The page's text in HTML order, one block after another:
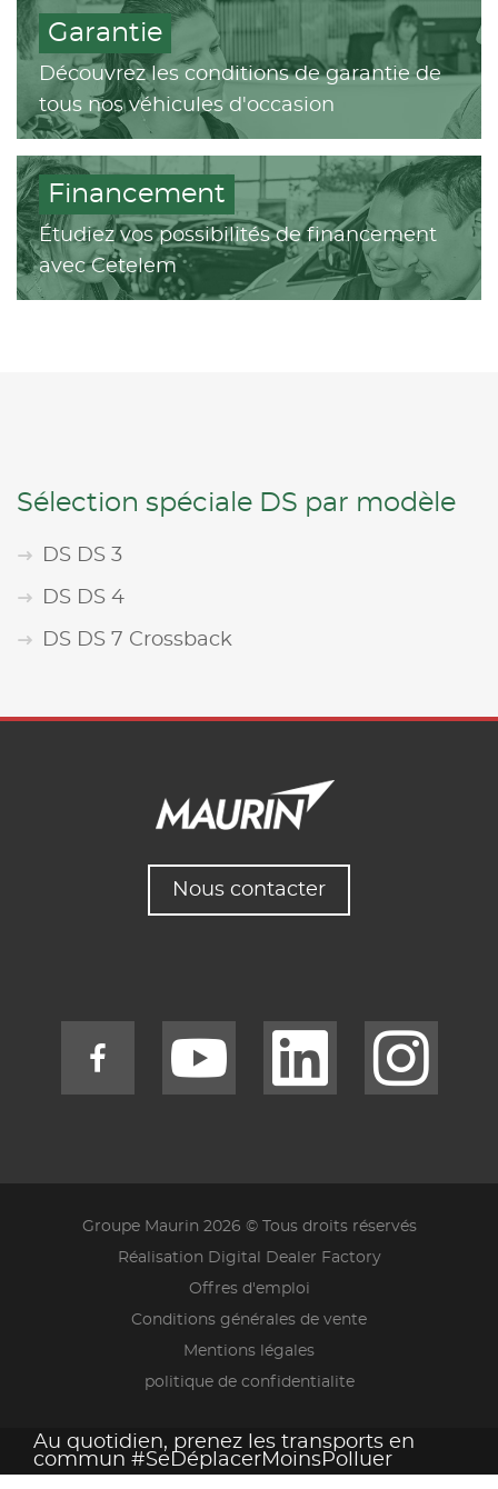
Garantie
Découvrez les conditions de garantie de
tous nos véhicules d'occasion
Financement
Étudiez vos possibilités de financement
avec Cetelem
Sélection spéciale DS par modèle
DS DS 3
DS DS 4
DS DS 7 Crossback
Nous contacter
Groupe Maurin 2026 © Tous droits réservés
Réalisation Digital Dealer Factory
Offres d'emploi
Conditions générales de vente
Mentions légales
politique de confidentialite
Au quotidien, prenez les transports en
commun #SeDéplacerMoinsPolluer